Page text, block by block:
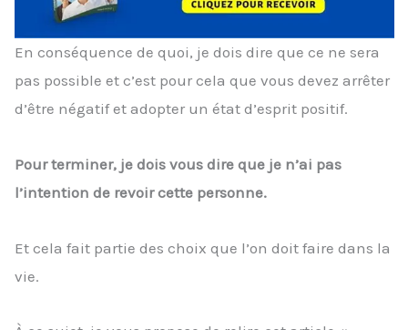
En conséquence de quoi, je dois dire que ce ne sera
pas possible et c’est pour cela que vous devez arrêter
d’être négatif et adopter un état d’esprit positif.
Pour terminer, je dois vous dire que je n’ai pas
l’intention de revoir cette personne.
Et cela fait partie des choix que l’on doit faire dans la
vie.